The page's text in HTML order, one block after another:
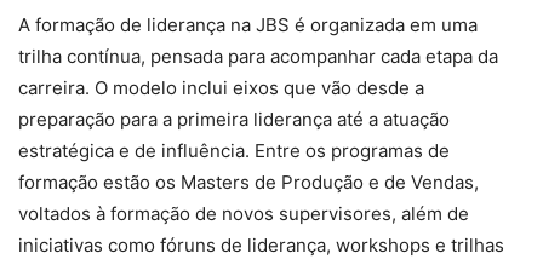
A formação de liderança na JBS é organizada em uma
trilha contínua, pensada para acompanhar cada etapa da
carreira. O modelo inclui eixos que vão desde a
preparação para a primeira liderança até a atuação
estratégica e de influência. Entre os programas de
formação estão os Masters de Produção e de Vendas,
voltados à formação de novos supervisores, além de
iniciativas como fóruns de liderança, workshops e trilhas